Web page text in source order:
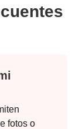
fotos o